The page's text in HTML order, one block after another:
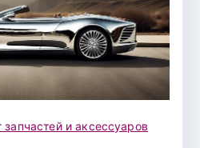
запчастей и аксессуаров